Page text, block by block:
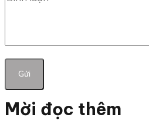
Mời đọc thêm